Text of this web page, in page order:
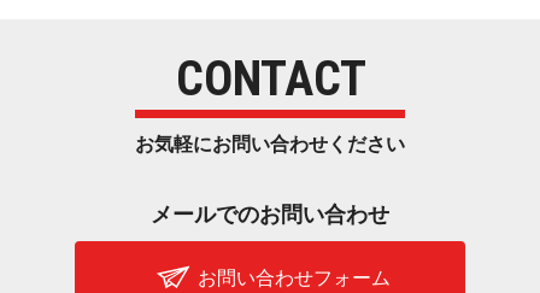
CONTACT
お気軽にお問い合わせ く だ さ い
メールでのお問 い 合 わ せ
お問い合わせフォーム